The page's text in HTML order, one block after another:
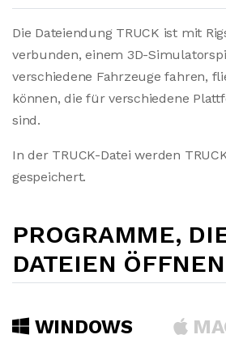
Die Dateiendung TRUCK ist mit
verbunden, einem 3D-
verschiedene Fahrzeuge fahren,
können, die für verschiedene
sind.
In der TRUCK-Datei werden
gespeichert.
PROGRAMME,
DATEIEN
WINDOWS